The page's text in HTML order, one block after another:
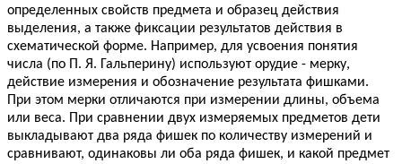
определенных свойств предмета и образец действия
выделения, а также фиксации результатов действия в
схематической форме. Например, для усвоения понятия
числа (по П. Я. Гальперину) используют орудие - мерку,
действие измерения и обозначение результата фишками.
При этом мерки отличаются при измерении длины, объема
или веса. При сравнении двух измеряемых предметов дети
выкладывают два ряда фишек по количеству измерений и
сравнивают, одинаковы ли оба ряда фишек, и какой предмет